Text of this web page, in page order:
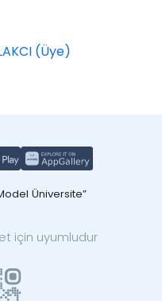
(Üye)
Üniversite”
için uyumludur